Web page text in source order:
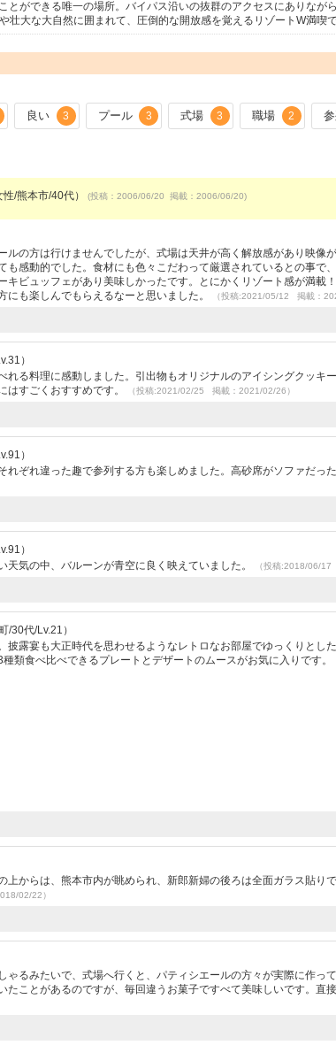
とができる唯一の場所。バイパス沿いの抜群のアクセスにありなが
壮大な大自然に囲まれて、圧倒的な開放感を覚えるリゾートW満喫
良い 3 プール 3 式場 3 職場 2 参
/熊本市/40代） (投稿：2006/06/20 掲載：2006/06/20)
の方は行けませんでしたが、式場は天井が高く解放感があり映像
も感動的でした。食材にも色々こだわって厳選されているとの事で
ビュッフェがあり美味しかったです。とにかくリゾート感が満載
も楽しんでもらえるなーと思いました。
（投稿:2021/05/12 掲載：
）
れる料理に感動しました。引出物もオリジナルのアイシングクッキ
はすごくおすすめです。
（投稿:2021/02/25 掲載：2021/02/26）
）
ぞれ違った趣で参列する方も楽しめました。高砂席がソファだった
）
気の中、バルーンが青空に良く映えていました。
（投稿:2018/06/
/30代/Lv.21）
披露宴も大正時代を思わせるようなレトロなお部屋でゆっくりとし
類食べ比べできるプレートとデザートのムースがお気に入りです。
上からは、熊本市内が眺められ、新郎新婦の後ろは全面ガラス貼り
02/22）
るみたいで、式場へ行くと、パティシエールの方々が実際に作っ
ことがあるのですが、毎回違うお菓子ですべて美味しいです。直